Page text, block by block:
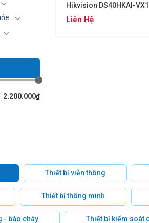
2.200.000₫
Hikvision DS40HKAI-VX1
Liên Hệ
Thiết bị viễn thông
Thiết bị thông minh
- báo cháy Thiết bị kiểm soát